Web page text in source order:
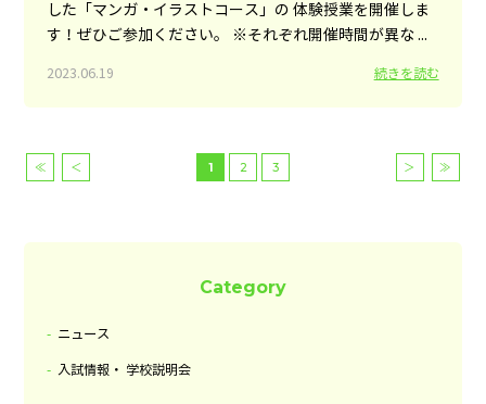
した「マンガ・イラストコース」の 体験授業を開催しま
す！ぜひご参加ください。 ※それぞれ開催時間が異な ...
2023.06.19 続きを読む
≪ ＜ 1 2 3 ＞ ≫
Category
ニュース
入試情報・ 学校説明会